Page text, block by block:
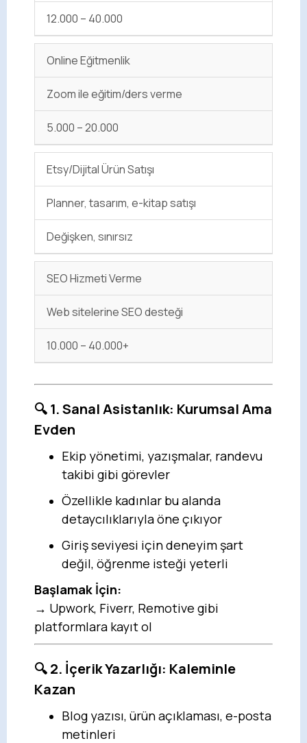
12.000 – 40.000
Online Eğitmenlik
Zoom ile eğitim/ders verme
5.000 – 20.000
Etsy/Dijital Ürün Satışı
Planner, tasarım, e-kitap satışı
Değişken, sınırsız
SEO Hizmeti Verme
Web sitelerine SEO desteği
10.000 – 40.000+
🔍 1. Sanal Asistanlık: Kurumsal Ama
Evden
Ekip yönetimi, yazışmalar, randevu
takibi gibi görevler
Özellikle kadınlar bu alanda
detaycılıklarıyla öne çıkıyor
Giriş seviyesi için deneyim şart
değil, öğrenme isteği yeterli
Başlamak İçin:
→ Upwork, Fiverr, Remotive gibi
platformlara kayıt ol
🔍 2. İçerik Yazarlığı: Kaleminle
Kazan
Blog yazısı, ürün açıklaması, e-posta
metinleri